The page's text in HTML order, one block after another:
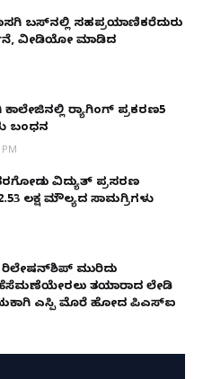
ಬಸ್‌ನಲ್ಲಿ ಸಹಪ್ರಯಾಣಿಕರೆದುರು
ವೀಡಿಯೋ ಮಾಡಿದ
ರ‌್ಯಾಗಿಂಗ್ ಪ್ರಕರಣ5
ಬಂಧನ
ವಿದ್ಯುತ್ ಪ್ರಸರಣ
ಲಕ್ಷ ಮೌಲ್ಯದ ಸಾಮಗ್ರಿಗಳು
ಮುರಿದು
ತಯಾರಾದ ಲೇಡಿ
ಎಸ್ಪಿ ಮೊರೆ ಹೋದ ಪಿಎಸ್ಐ